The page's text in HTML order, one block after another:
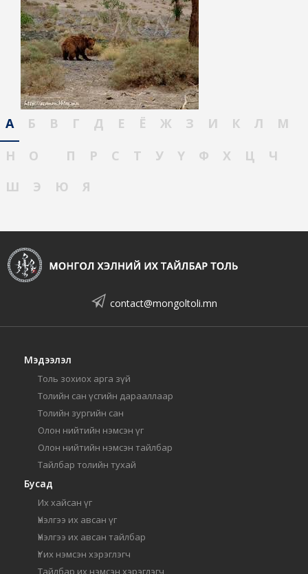
А Б В Г Д Е Ё Ж З И К Л
М
Н
О П Р С Т У Ү Ф Х Ц
Ч
Ш
Э Ю Я
contact@mongoltoli.mn
Мэдээлэл
Толь зохиох арга зүй
Толийн сан үсгийн дарааллаар
Толийн зургийн сан
Олон нийтийн нэмсэн үг
Олон нийтийн нэмсэн тайлбар
Тайлбар толийн тухай
Бусад
Их хайсан үг
Үнэлгээ их авсан үг
Үнэлгээ их авсан тайлбар
Үг их нэмсэн хэрэглэгч
Тайлбар их нэмсэн хэрэглэгч